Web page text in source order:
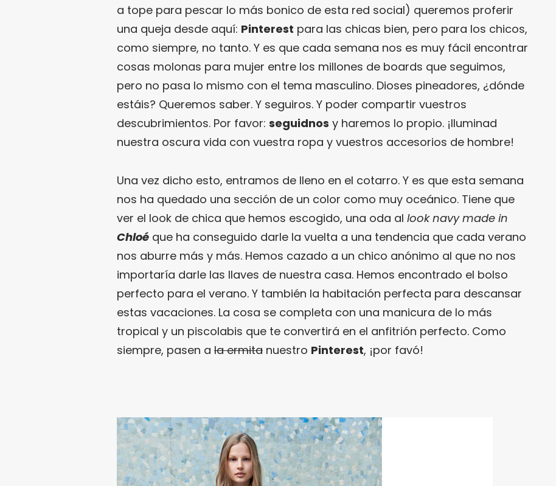
a tope para pescar lo más bonico de esta red social) queremos proferir
una queja desde aquí: Pinterest para las chicas bien, pero para los chicos,
como siempre, no tanto. Y es que cada semana nos es muy fácil encontrar
cosas molonas para mujer entre los millones de boards que seguimos,
pero no pasa lo mismo con el tema masculino. Dioses pineadores, ¿dónde
estáis? Queremos saber. Y seguiros. Y poder compartir vuestros
descubrimientos. Por favor: seguidnos y haremos lo propio. ¡Iluminad
nuestra oscura vida con vuestra ropa y vuestros accesorios de hombre!
Una vez dicho esto, entramos de lleno en el cotarro. Y es que esta semana
nos ha quedado una sección de un color como muy oceánico. Tiene que
ver el look de chica que hemos escogido, una oda al look navy made in
Chloé que ha conseguido darle la vuelta a una tendencia que cada verano
nos aburre más y más. Hemos cazado a un chico anónimo al que no nos
importaría darle las llaves de nuestra casa. Hemos encontrado el bolso
perfecto para el verano. Y también la habitación perfecta para descansar
estas vacaciones. La cosa se completa con una manicura de lo más
tropical y un piscolabis que te convertirá en el anfitrión perfecto. Como
siempre, pasen a la ermita nuestro Pinterest, ¡por favó!